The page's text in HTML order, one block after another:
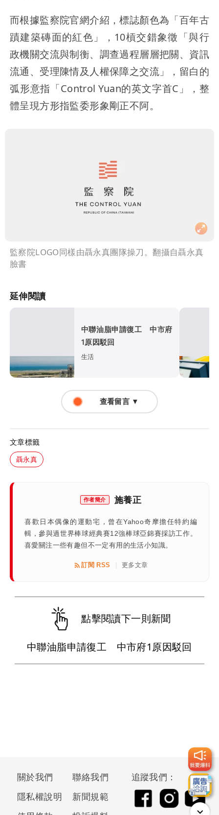
而根據監察院官網介紹，標誌顏色為「百年古
蹟建築磚面的紅色」，10槓交錯象徵「與行
政機關交流與制衡、調查過程層層把關、資訊
流通、受理陳情及人權保障之交流」，留白的
弧形意指「Control Yuan的英文字首C」，整
體呈現方形指監委形象剛正不阿。
監察院LOGO同樣由聶永真團隊操刀。翻攝自聶永真
臉書
延伸閱讀
中聯油脂申請復工 中市府
1原因駁回
生活
查看留言 ▼
文章標籤
聶永真
作者簡介 施養正
喜歡日本偶像的運動宅，曾在Yahoo奇摩擔任特約編
輯，參與過世界棒球經典賽12強棒球亞錦賽採訪工作。
喜愛關注一些有趣但不一定有用的生活小知識。
訂閱 RSS 更多文章
點擊閱讀下一則新聞
中聯油脂申請復工 中市府1原因駁回
關於我們
聯絡我們
隱私權說明
新聞規範
追蹤我們：